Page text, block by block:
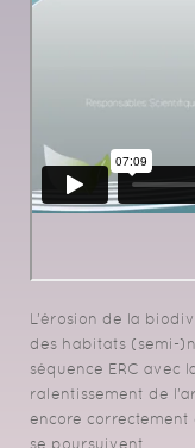
L’érosion de la
des habitats (semi-
séquence ERC avec
ralentissement de
encore
se poursuivent.